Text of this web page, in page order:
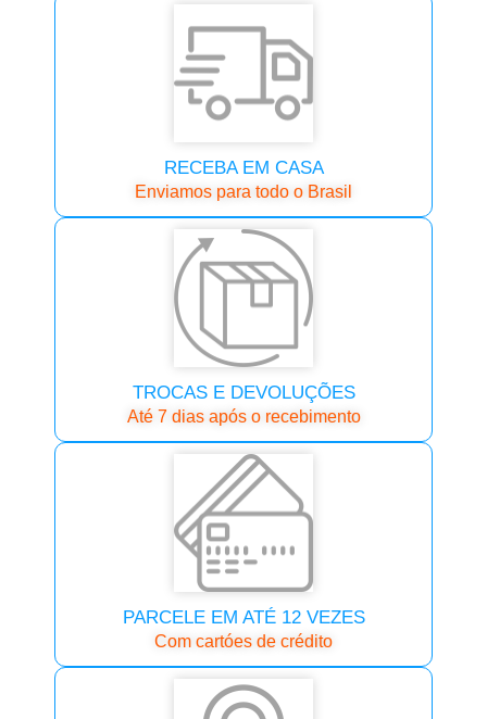
RECEBA EM CASA
Enviamos para todo o Brasil
TROCAS E DEVOLUÇÕES
Até 7 dias após o recebimento
PARCELE EM ATÉ 12 VEZES
Com cartóes de crédito